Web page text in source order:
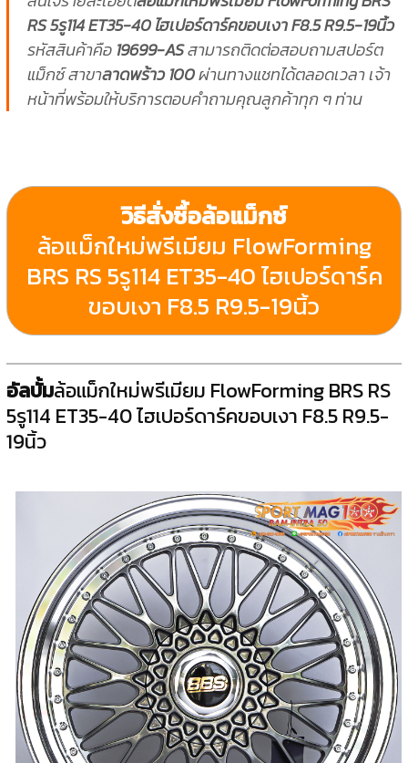
RS 5รู114 ET35-40 ไฮเปอร์ดาร์คขอบเงา F8.5 R9.5-19นิ้ว
รหัสสินค้าคือ 19699-ASสามารถติดต่อสอบถามสปอร์ต
แม็กซ์ สาขาลาดพร้าว 100ผ่านทางแชทได้ตลอดเวลา เจ้า
หน้าที่พร้อมให้บริการตอบคำถามคุณลูกค้าทุก ๆ ท่าน
วิธีสั่งซื้อล้อแม็กซ์
ล้อแม็กใหม่พรีเมียม FlowForming
BRS RS 5รู114 ET35-40 ไฮเปอร์ดาร์ค
ขอบเงา F8.5 R9.5-19นิ้ว
อัลบั้มล้อแม็กใหม่พรีเมียม FlowForming BRS RS
5รู114 ET35-40 ไฮเปอร์ดาร์คขอบเงา F8.5 R9.5-
19นิ้ว